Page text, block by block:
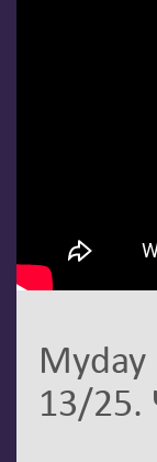
Myday
13/25.